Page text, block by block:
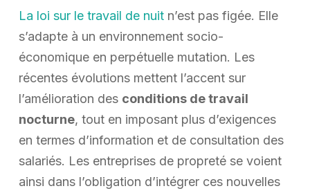
La loi sur le travail de nuitn’est pas figée. Elle
s’adapte à un environnement socio-
économique en perpétuelle mutation. Les
récentes évolutions mettent l’accent sur
l’amélioration des conditions de travail
nocturne, tout en imposant plus d’exigences
en termes d’information et de consultation des
salariés. Les entreprises de propreté se voient
ainsi dans l’obligation d’intégrer ces nouvelles